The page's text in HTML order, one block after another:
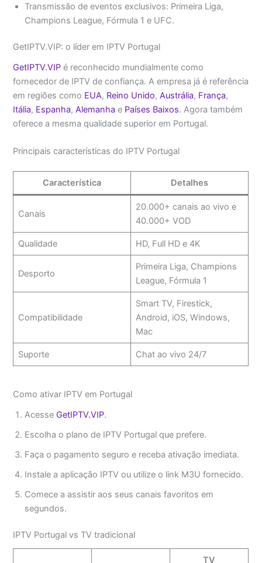
Transmissão de eventos exclusivos: Primeira Liga,
Champions League, Fórmula 1 e UFC.
GetIPTV.VIP: o líder em IPTV Portugal
GetIPTV.VIP é reconhecido mundialmente como
fornecedor de IPTV de confiança. A empresa já é referência
em regiões como EUA, Reino Unido,Austrália, França,
Itália, Espanha,Alemanha e Países Baixos. Agora também
oferece a mesma qualidade superior em Portugal.
Principais características do IPTV Portugal
Característica Detalhes
Canais
20.000+ canais ao vivo e
40.000+ VOD
Qualidade HD, Full HD e 4K
Desporto
Primeira Liga, Champions
League, Fórmula 1
Compatibilidade
Smart TV, Firestick,
Android, iOS, Windows,
Mac
Suporte Chat ao vivo 24/7
Como ativar IPTV em Portugal
Acesse GetIPTV.VIP.
Escolha o plano de IPTV Portugal que prefere.
Faça o pagamento seguro e receba ativação imediata.
Instale a aplicação IPTV ou utilize o link M3U fornecido.
Comece a assistir aos seus canais favoritos em
segundos.
IPTV Portugal vs TV tradicional
TV